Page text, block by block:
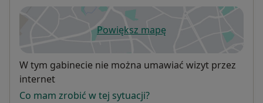
Powiększ mapęotwiera się w nowej karcie
Dostępność
W tym gabinecie nie można umawiać wizyt przez
internet
Co mam zrobić w tej sytuacji?